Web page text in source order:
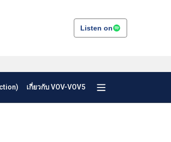
Listen on
เกี่ยวกับ VOV-VOV5